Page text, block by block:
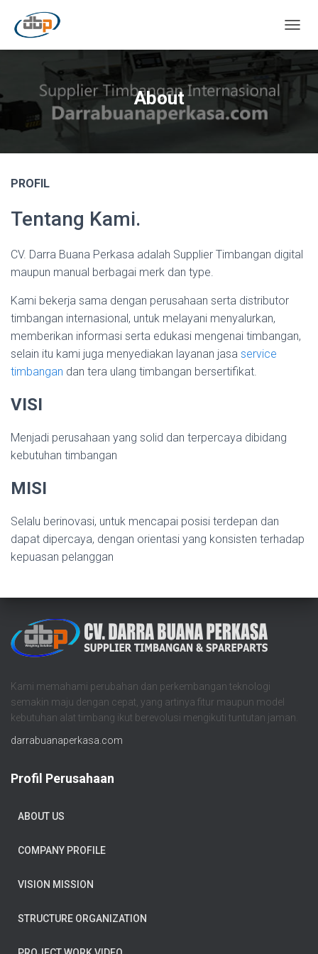
About
PROFIL
Tentang Kami.
CV. Darra Buana Perkasa adalah Supplier Timbangan digital
maupun manual berbagai merk dan type.
Kami bekerja sama dengan perusahaan serta distributor
timbangan internasional, untuk melayani menyalurkan,
memberikan informasi serta edukasi mengenai timbangan,
selain itu kami juga menyediakan layanan jasa service
timbangan dan tera ulang timbangan bersertifikat.
VISI
Menjadi perusahaan yang solid dan terpercaya dibidang
kebutuhan timbangan
MISI
Selalu berinovasi, untuk mencapai posisi terdepan dan
dapat dipercaya, dengan orientasi yang konsisten terhadap
kepuasan pelanggan
Kami memahami perubahan dan perkembangan teknologi
semakin maju dengan cepat, yang artinya fitur maupun model
kebutuhan alat timbang ikut berevolusi mengikuti tuntutan jaman.
darrabuanaperkasa.com
Profil Perusahaan
ABOUT US
COMPANY PROFILE
VISION MISSION
STRUCTURE ORGANIZATION